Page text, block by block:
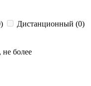
) Дистанционный (0)
более